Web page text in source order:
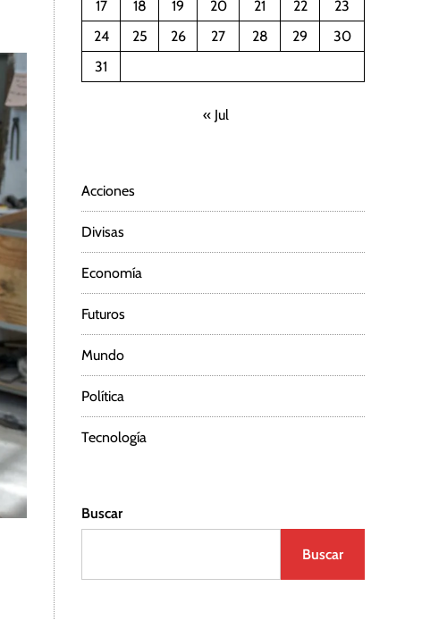
17
18 19 20 21 22
23
24
25 26 27 28 29
30
31
« Jul
Acciones
Divisas
Economía
Futuros
Mundo
Política
Tecnología
Buscar
Buscar